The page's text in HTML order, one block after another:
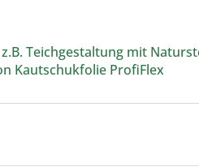
Teichgestaltung mit
Kautschukfolie ProfiFlex